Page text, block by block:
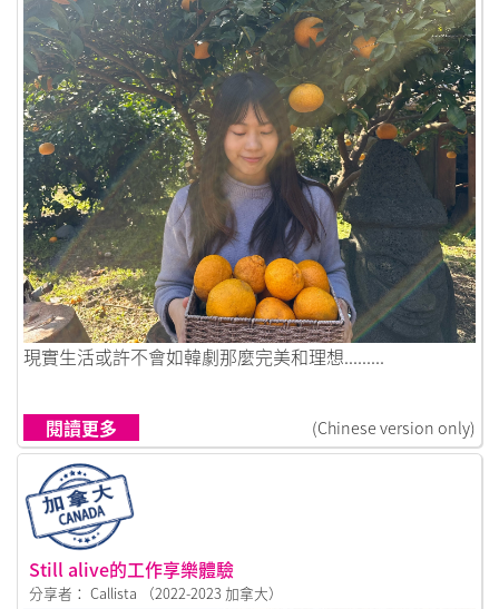
鏈接到在首爾的生活碎片，成為了我生命拼圖的一部分
現實生活或許不會如韓劇那麼完美和理想.........
閱讀更多 (Chinese version only)
Still alive的工作享樂體驗
分享者： Callista （2022-2023 加拿大）